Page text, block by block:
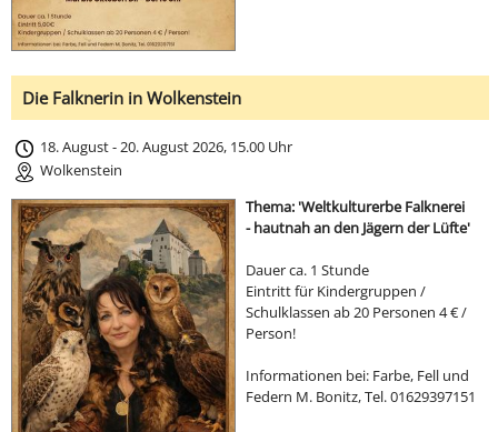
Die Falknerin in Wolkenstein
18. August - 20. August 2026, 15.00 Uhr
Wolkenstein
Thema: 'Weltkulturerbe Falknerei
- hautnah an den Jägern der Lüfte'
Dauer ca. 1 Stunde
Eintritt für Kindergruppen /
Schulklassen ab 20 Personen 4 € /
Person!
Informationen bei: Farbe, Fell und
Federn M. Bonitz, Tel. 01629397151